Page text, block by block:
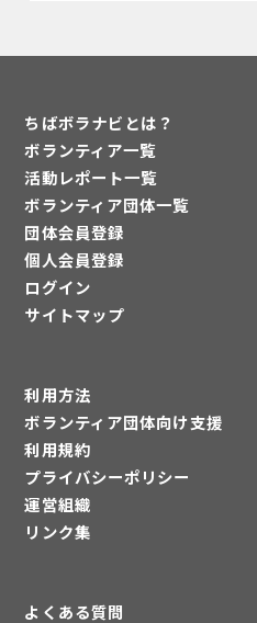
ちばボラナビとは？
ボランティア一覧
活動レポート一覧
ボランティア団体一覧
団体会員登録
個人会員登録
ログイン
サイトマップ
利用方法
ボランティア団体向け支援
利用規約
プライバシーポリシー
運営組織
リンク集
よくある質問